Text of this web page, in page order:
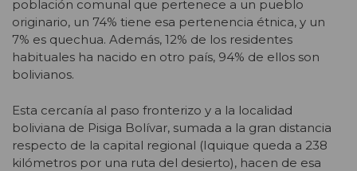
población comunal que pertenece a un pueblo
originario, un 74% tiene esa pertenencia étnica, y un
7% es quechua. Además, 12% de los residentes
habituales ha nacido en otro país, 94% de ellos son
bolivianos.
Esta cercanía al paso fronterizo y a la localidad
boliviana de Pisiga Bolívar, sumada a la gran distancia
respecto de la capital regional (Iquique queda a 238
kilómetros por una ruta del desierto), hacen de esa